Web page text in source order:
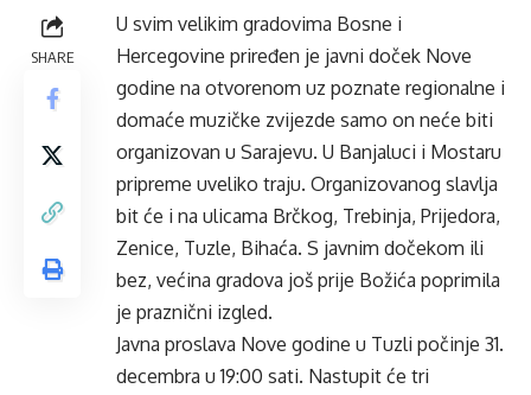
SHARE
U svim velikim gradovima Bosne i
Hercegovine priređen je javni doček Nove
godine na otvorenom uz poznate regionalne i
domaće muzičke zvijezde samo on neće biti
organizovan u Sarajevu. U Banjaluci i Mostaru
pripreme uveliko traju. Organizovanog slavlja
bit će i na ulicama Brčkog, Trebinja, Prijedora,
Zenice, Tuzle, Bihaća. S javnim dočekom ili
bez, većina gradova još prije Božića poprimila
je praznični izgled.
Javna proslava Nove godine u Tuzli počinje 31.
decembra u 19:00 sati. Nastupit će tri